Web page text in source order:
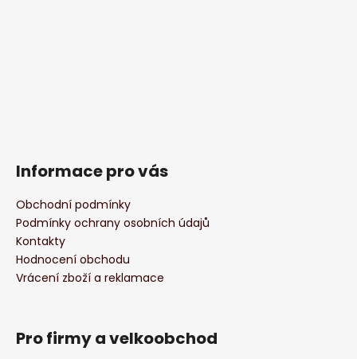
Informace pro vás
Obchodní podmínky
Podmínky ochrany osobních údajů
Kontakty
Hodnocení obchodu
Vrácení zboží a reklamace
Pro firmy a velkoobchod